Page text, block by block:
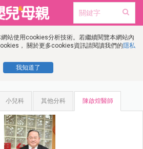
站使用cookies分析技術。若繼續閱覽本網站內
， 關於更多cookies資訊請閱讀我們的隱私
我知道了
小兒科 其他分科 陳啟煌醫師